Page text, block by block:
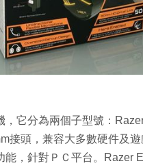
它分為兩個子型號：
接頭，兼容大多數硬件及
，針對ＰＣ平台。Razer